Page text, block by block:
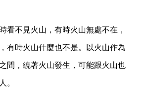
看不見火山，有時火山無處不在，
有時火山什麼也不是。以火山作為
間，繞著火山發生，可能跟火山也
。